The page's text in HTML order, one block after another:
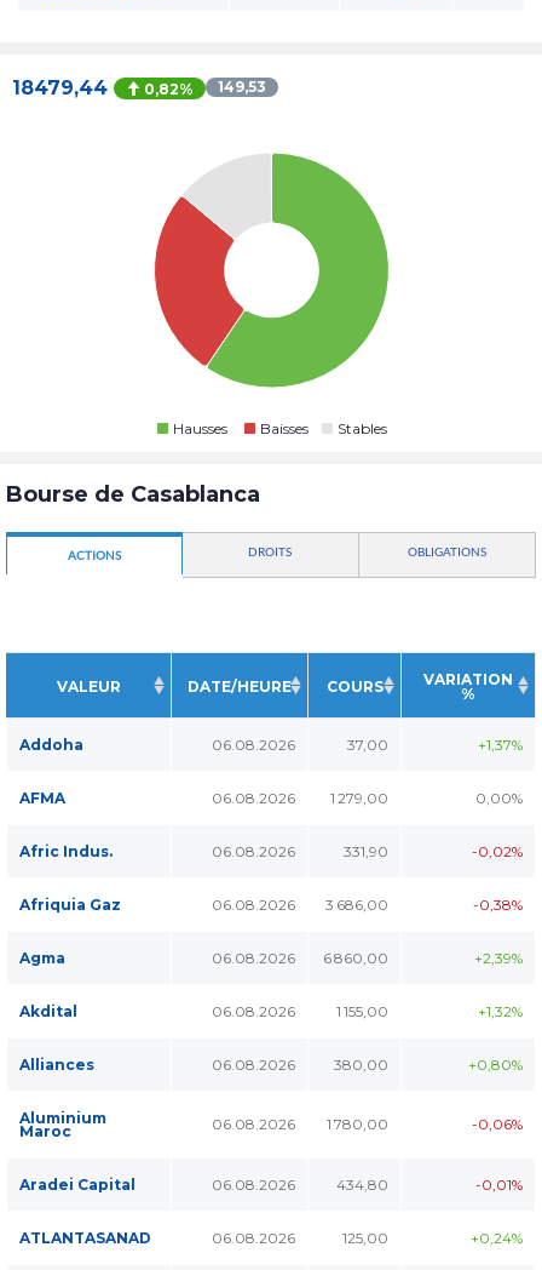
18479,44 0,82% 149,53
Hausses Baisses Stables
Bourse de Casablanca
ACTIONS DROITS OBLIGATIONS
VALEUR DATE/HEURE COURS
VARIATION
%
Addoha 06.08.2026 37,00 +1,37%
AFMA 06.08.2026 1 279,00 0,00%
Afric Indus. 06.08.2026 331,90 -0,02%
Afriquia Gaz 06.08.2026 3 686,00 -0,38%
Agma 06.08.2026 6 860,00 +2,39%
Akdital 06.08.2026 1 155,00 +1,32%
Alliances 06.08.2026 380,00 +0,80%
Aluminium
Maroc 06.08.2026 1 780,00 -0,06%
Aradei Capital 06.08.2026 434,80 -0,01%
ATLANTASANAD 06.08.2026 125,00 +0,24%